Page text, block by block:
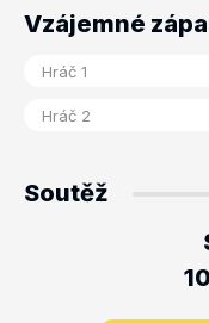
Vzájemné
Soutěž